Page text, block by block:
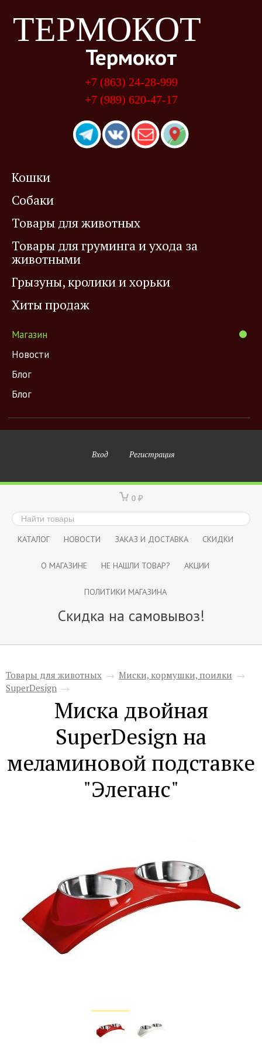
ТЕРМОКОТ
Термокот
+7 (863) 24-28-999
+7 (989) 620-47-17
Кошки
Собаки
Товары для животных
Товары для груминга и ухода за
животными
Грызуны, кролики и хорьки
Хиты продаж
Магазин
Новости
Блог
Блог
Вход Регистрация
0 ₽
КАТАЛОГ НОВОСТИ ЗАКАЗ И ДОСТАВКА СКИДКИ
О МАГАЗИНЕ НЕ НАШЛИ ТОВАР? АКЦИИ
ПОЛИТИКИ МАГАЗИНА
Скидка на самовывоз!
Товары для животных → Миски, кормушки, поилки →
SuperDesign →
Миска двойная
SuperDesign на
меламиновой подставке
"Элеганс"